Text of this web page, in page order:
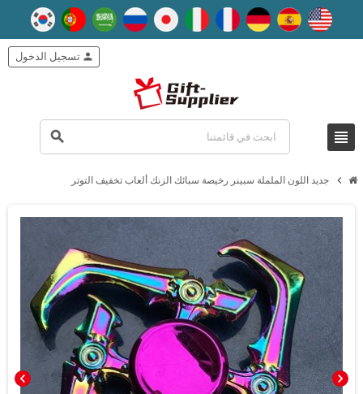
view_headline
search
person تسجيل الدخول
chevron_right جديد اللون الململة سبينر رخيصة سبائك الزنك ألعاب تخفيف التوتر
chevron_left chevron_right